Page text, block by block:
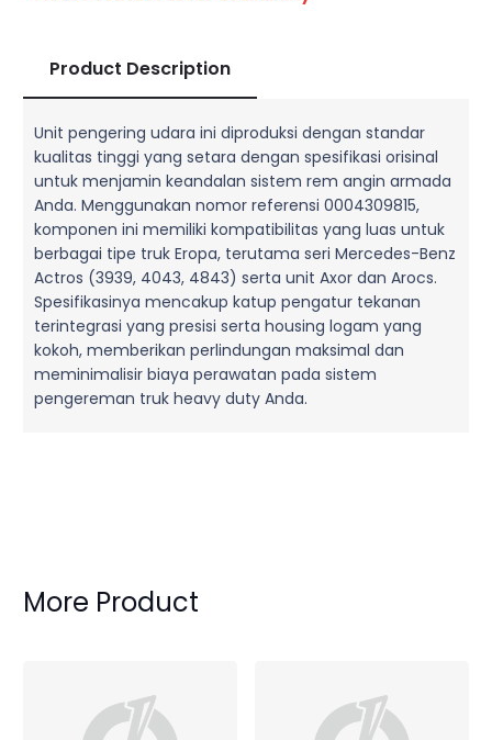
Product Description
Unit pengering udara ini diproduksi dengan standar
kualitas tinggi yang setara dengan spesifikasi orisinal
untuk menjamin keandalan sistem rem angin armada
Anda. Menggunakan nomor referensi 0004309815,
komponen ini memiliki kompatibilitas yang luas untuk
berbagai tipe truk Eropa, terutama seri Mercedes-Benz
Actros (3939, 4043, 4843) serta unit Axor dan Arocs.
Spesifikasinya mencakup katup pengatur tekanan
terintegrasi yang presisi serta housing logam yang
kokoh, memberikan perlindungan maksimal dan
meminimalisir biaya perawatan pada sistem
pengereman truk heavy duty Anda.
More Product